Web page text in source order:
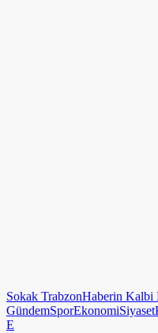
Sokak TrabzonHaberin Kalbi
GündemSporEkonomiSiyaset
E